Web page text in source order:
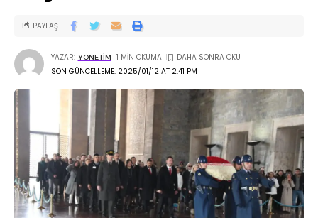
SON GÜNCELLEME: 2025/01/12 AT 2:41 PM
YAZAR: YONETIM 1 MIN OKUMA
PAYLAŞ